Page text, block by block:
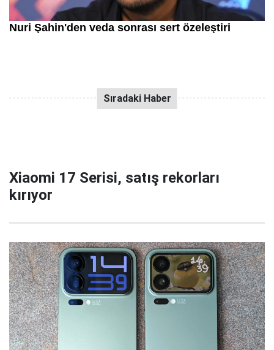
Xiaomi 17 Serisi, satış rekorları
kırıyor